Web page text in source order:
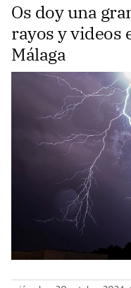
Os doy una
rayos y videos
Málaga